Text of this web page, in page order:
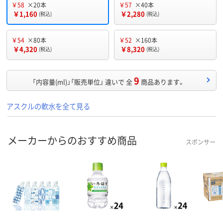
￥58 ×20本
￥1,160 (税込)
￥57 ×40本
￥2,280 (税込)
￥54 ×80本
￥4,320 (税込)
￥52 ×160本
￥8,320 (税込)
「内容量(ml)」「販売単位」 違いで 全9 商品あります。
アスクルの軟水を全て見る
メーカーからのおすすめ商品 スポンサー